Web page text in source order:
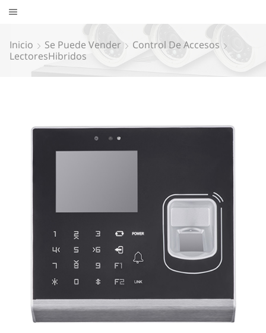
Inicio Se Puede Vender
Control De Accesos
LectoresHibridos